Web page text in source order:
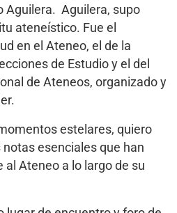
Aguilera. Aguilera, supo
ateneístico. Fue el
en el Ateneo, el de la
de Estudio y el del
de Ateneos, organizado y
estelares, quiero
esenciales que han
Ateneo a lo largo de su